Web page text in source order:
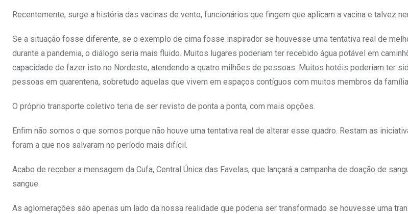
Recentemente, surge a história das vacinas de vento, funcionários que fingem que aplicam a vacina e talvez
Se a situação fosse diferente, se o exemplo de cima fosse inspirador se houvesse uma tentativa real de
durante a pandemia, o diálogo seria mais fluido. Muitos lugares poderiam ter recebido água potável em
capacidade de fazer isto no Nordeste, atendendo a quatro milhões de pessoas. Muitos hotéis poderiam ter
pessoas em quarentena, sobretudo aquelas que vivem em espaços contíguos com muitos membros da
O próprio transporte coletivo teria de ser revisto de ponta a ponta, com mais opções.
Enfim não somos o que somos porque não houve uma tentativa real de alterar esse quadro. Restam as
foram a que nos salvaram no período mais difícil.
Acabo de receber a mensagem da Cufa, Central Única das Favelas, que lançará a campanha de doação de
sangue.
As aglomerações são apenas um lado da nossa realidade que poderia ser transformado se houvesse uma